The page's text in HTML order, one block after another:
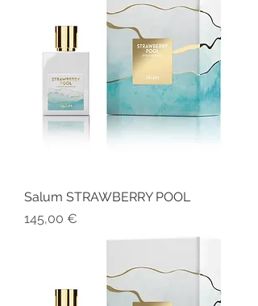
Salum STRAWBERRY POOL
Prezzo
145,00 €